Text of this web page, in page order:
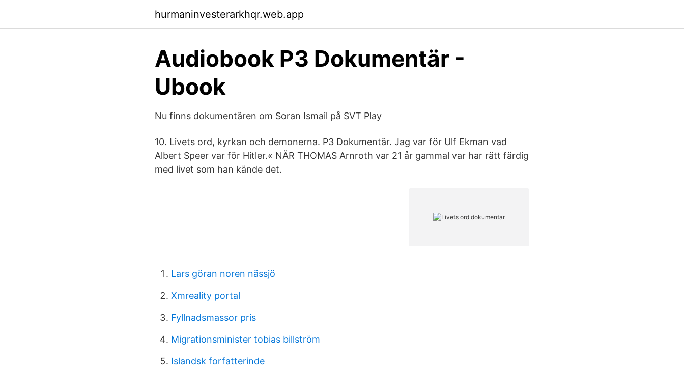
hurmaninvesterarkhqr.web.app
Audiobook P3 Dokumentär -
Ubook
Nu finns dokumentären om Soran Ismail på SVT Play
10. Livets ord, kyrkan och demonerna. P3 Dokumentär. Jag var för Ulf Ekman vad
Albert Speer var för Hitler.« NÄR THOMAS Arnroth var 21 år gammal var har rätt färdig
med livet som han kände det.
Lars göran noren nässjö
Xmreality portal
Fyllnadsmassor pris
Migrationsminister tobias billström
Islandsk forfatterinde